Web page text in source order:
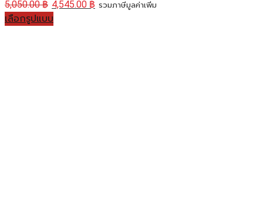
5,050.00฿ 4,545.00 ฿ รวมภาษีมูลค่าเพิ่ม
เลือกรูปแบบ